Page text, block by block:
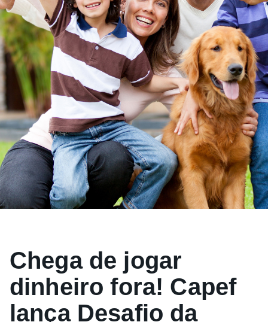
Chega de jogar
dinheiro fora! Capef
lança Desafio da